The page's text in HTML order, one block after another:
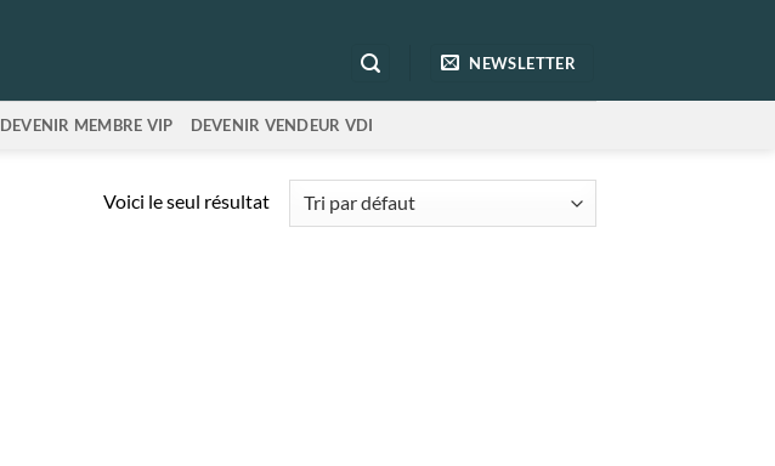
NEWSLETTER
DEVENIR MEMBRE VIP DEVENIR VENDEUR VDI
Voici le seul résultat